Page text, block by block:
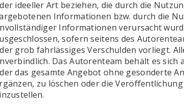
ideeller Art beziehen, die durch die
Informationen bzw. durch die
Informationen verursacht
sofern seitens des
grob fahrlässiges Verschulden vorliegt.
Das Autorenteam behält es sich
das gesamte Angebot ohne gesonderte
zu löschen oder die